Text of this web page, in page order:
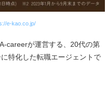
e-kao.co.jp/
careerが運営する、20代の第
特化した転職エージェントで